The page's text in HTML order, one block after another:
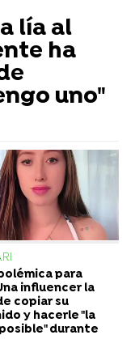
lía al
ha
uno"
para
influencer la
copiar su
y hacerle "la
durante